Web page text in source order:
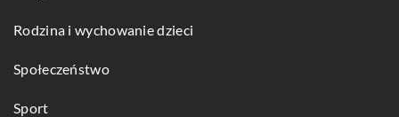
Rodzina i wychowanie dzieci
Społeczeństwo
Sport